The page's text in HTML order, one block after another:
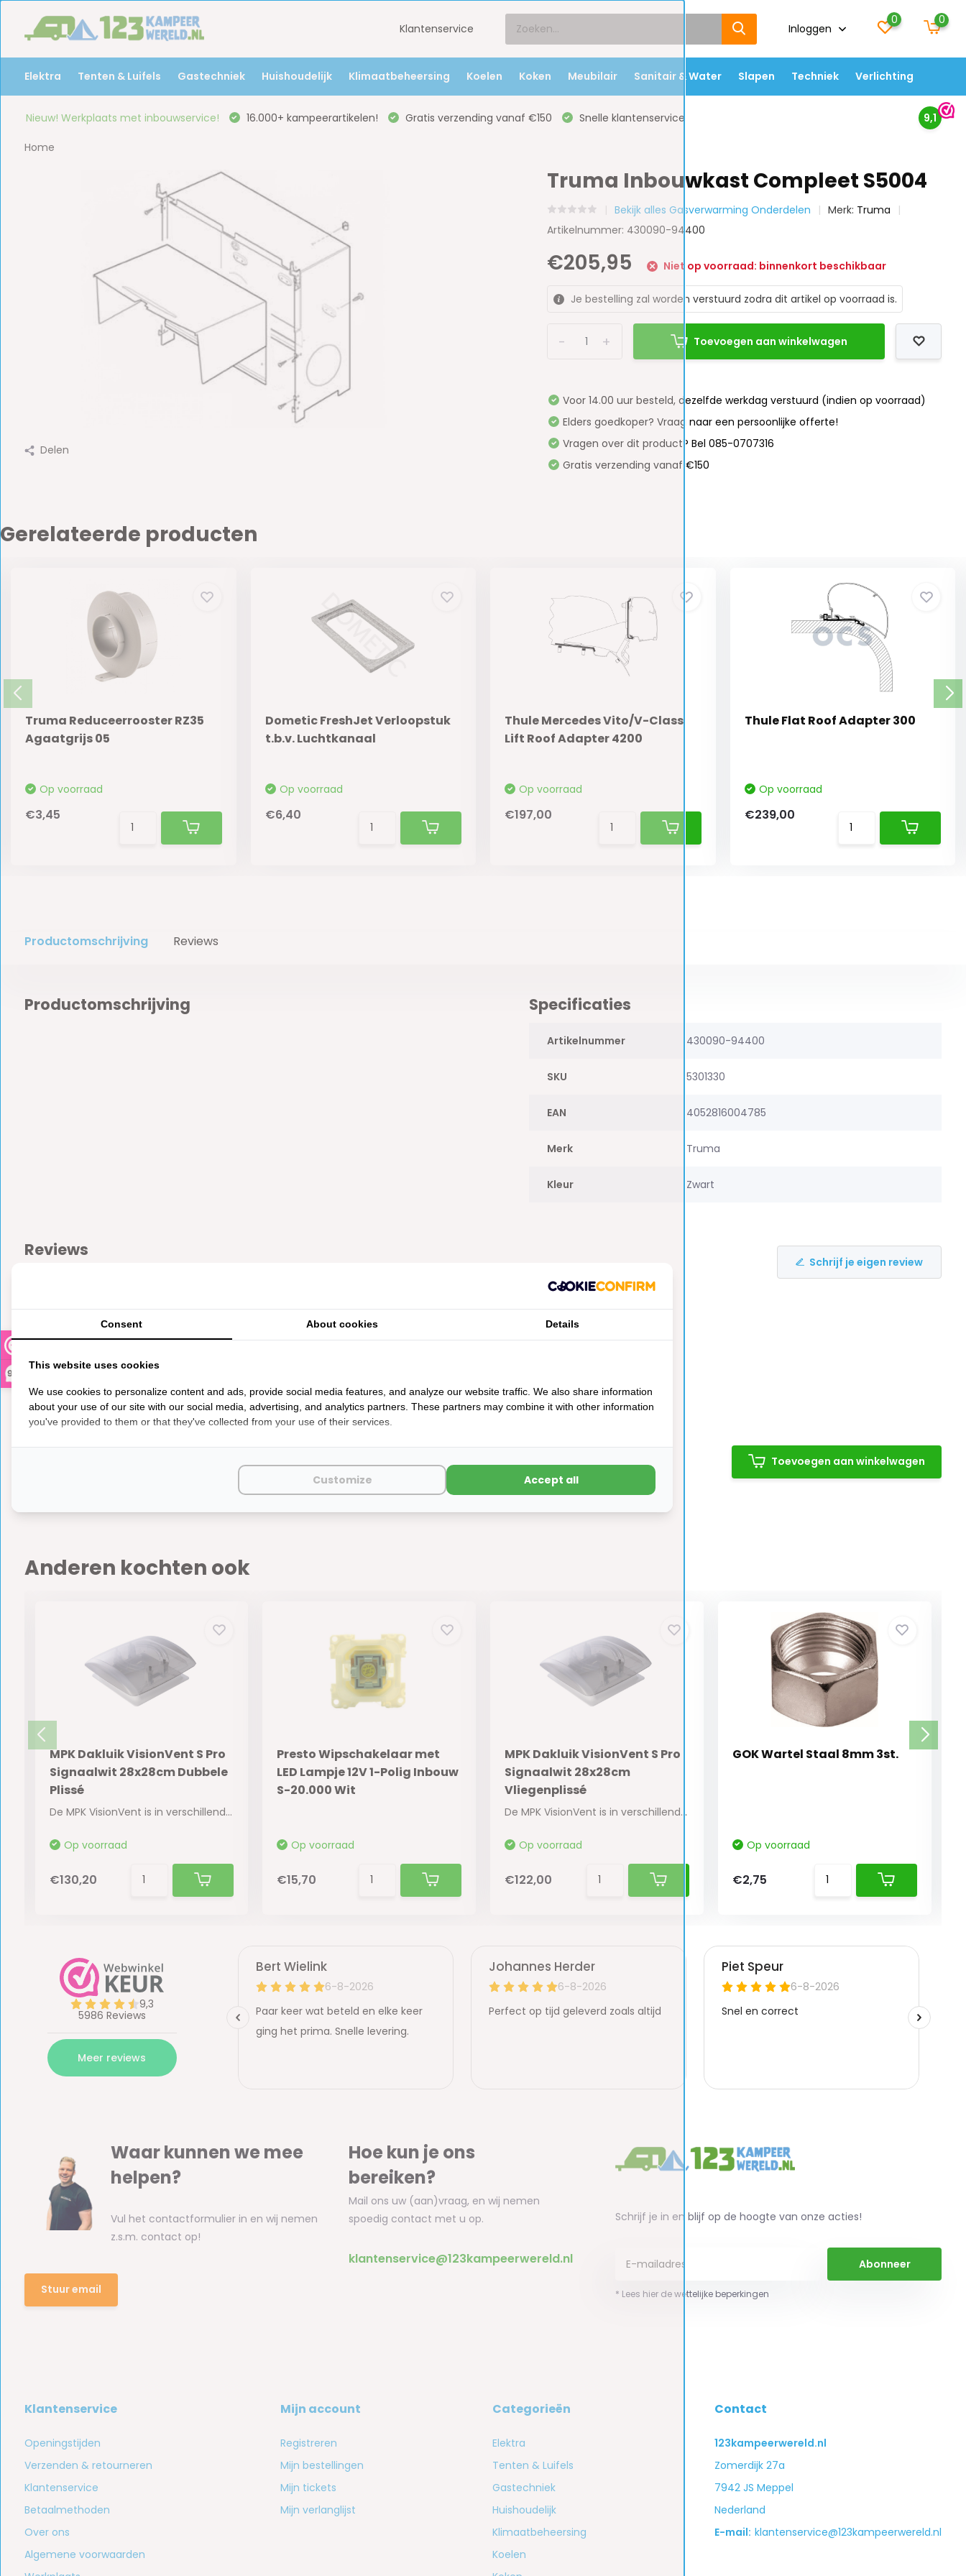
9,3
Klantenservice Inloggen
0 0
Elektra Tenten & Luifels Gastechniek Huishoudelijk Klimaatbeheersing Koelen Koken Meubilair Sanitair & Water Slapen Techniek Verlichting
Nieuw! Werkplaats met inbouwservice! 16.000+ kampeerartikelen! Gratis verzending vanaf €150 Snelle klantenservice 9,1
Home
Delen
Truma Inbouwkast Compleet S5004
Bekijk alles Gasverwarming Onderdelen Merk: Truma
Artikelnummer: 430090-94400
€205,95 Niet op voorraad: binnenkort beschikbaar
Je bestelling zal worden verstuurd zodra dit artikel op voorraad is.
+
- Toevoegen aan winkelwagen
Voor 14.00 uur besteld, dezelfde werkdag verstuurd (indien op voorraad)
Elders goedkoper? Vraag naar een persoonlijke offerte!
Vragen over dit product? Bel 085-0707316
Gratis verzending vanaf €150
Gerelateerde producten
Truma Reduceerrooster RZ35
Agaatgrijs 05
Op voorraad
€3,45
Dometic FreshJet Verloopstuk
t.b.v. Luchtkanaal
Op voorraad
€6,40
Thule Mercedes Vito/V-Class
Lift Roof Adapter 4200
Op voorraad
€197,00
Thule Flat Roof Adapter 300
Op voorraad
€239,00
Productomschrijving Reviews
Productomschrijving Specificaties
Artikelnummer 430090-94400
SKU 5301330
EAN 4052816004785
Merk Truma
Kleur Zwart
Reviews
Schrijf je eigen review
€ 205,95 Truma Inbouwkast Compleet S5004
Niet op voorraad: binnenkort beschikbaar
Toevoegen aan winkelwagen
Anderen kochten ook
MPK Dakluik VisionVent S Pro
Signaalwit 28x28cm Dubbele
Plissé
De MPK VisionVent is in verschillende uitvoeri...
Op voorraad
€130,20
Presto Wipschakelaar met
LED Lampje 12V 1-Polig Inbouw
S-20.000 Wit
Op voorraad
€15,70
MPK Dakluik VisionVent S Pro
Signaalwit 28x28cm
Vliegenplissé
De MPK VisionVent is in verschillende uitvoeri...
Op voorraad
€122,00
GOK Wartel Staal 8mm 3st.
Op voorraad
€2,75
Waar kunnen we mee
helpen?
Vul het contactformulier in en wij nemen
z.s.m. contact op!
Stuur email
Hoe kun je ons
bereiken?
Mail ons uw (aan)vraag, en wij nemen
spoedig contact met u op.
klantenservice@123kampeerwereld.nl
Schrijf je in en blijf op de hoogte van onze acties!
Abonneer
* Lees hier de wettelijke beperkingen
Klantenservice
Openingstijden
Verzenden & retourneren
Klantenservice
Betaalmethoden
Over ons
Algemene voorwaarden
Mijn account
Registreren
Mijn bestellingen
Mijn tickets
Mijn verlanglijst
Categorieën
Elektra
Tenten & Luifels
Gastechniek
Huishoudelijk
Klimaatbeheersing
Koelen
Contact
123kampeerwereld.nl
Zomerdijk 27a
7942 JS Meppel
Nederland
E-mail: klantenservice@123kampeerwereld.nl
Consent About cookies Details
This website uses cookies
We use cookies to personalize content and ads, provide social media features, and analyze our website traffic. We also share information
about your use of our site with our social media, advertising, and analytics partners. These partners may combine it with other information
you've provided to them or that they've collected from your use of their services.
Customize Accept all